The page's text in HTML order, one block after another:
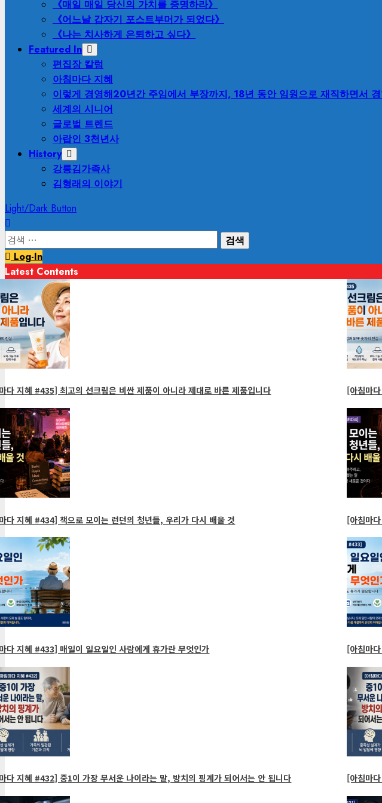
《매일 매일 당신의 가치를 증명하라》
《어느날 갑자기 포스트부머가 되었다》
《나는 치사하게 은퇴하고 싶다》
Featured In
편집장 칼럼
아침마다 지혜
이렇게 경영해20년간 주임에서 부장까지, 18년 동안 임원으로 재직하면서
세계의 시니어
글로벌 트렌드
아랍인 3천년사
History
강릉김가족사
김형래의 이야기
Light/Dark Button
검
색:Log-In
Latest Contents
지혜 #435] 최고의 선크림은 비싼 제품이 아니라 제대로 바른 제품입니다
지혜 #434] 책으로 모이는 런던의 청년들, 우리가 다시 배울 것
지혜 #433] 매일이 일요일인 사람에게 휴가란 무엇인가
지혜 #432] 중1이 가장 무서운 나이라는 말, 방치의 핑계가 되어서는 안 됩니다
[아침마
[아침마
[아침마
[아침마